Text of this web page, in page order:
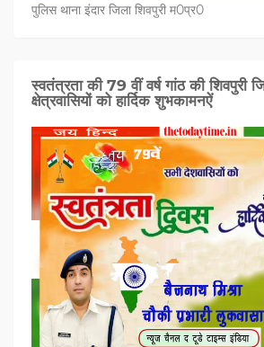
पुलिस थाना इंदार जिला शिवपुरी म0प्र0
स्वतंत्रता की 79 वीं वर्ष गांठ की शिवपुरी
क्षेत्रवासियों को हार्दिक शुभकामनऐं